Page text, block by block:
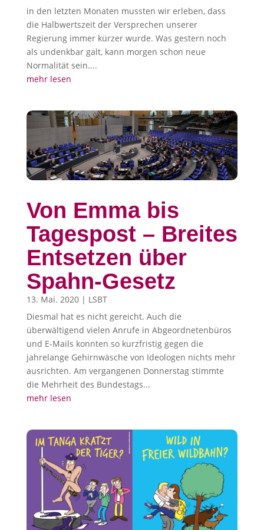
in den letzten Monaten mussten wir erleben, dass
die Halbwertszeit der Versprechen unserer
Regierung immer kürzer wurde. Was gestern noch
als undenkbar galt, kann morgen schon neue
Normalität sein....
mehr lesen
Von Emma bis
Tagespost – Breites
Entsetzen über
Spahn-Gesetz
13. Mai. 2020| LSBT
Diesmal hat es nicht gereicht. Auch die
überwältigend vielen Anrufe in Abgeordnetenbüros
und E-Mails konnten so kurzfristig gegen die
jahrelange Gehirnwäsche von Ideologen nichts mehr
ausrichten. Am vergangenen Donnerstag stimmte
die Mehrheit des Bundestags...
mehr lesen